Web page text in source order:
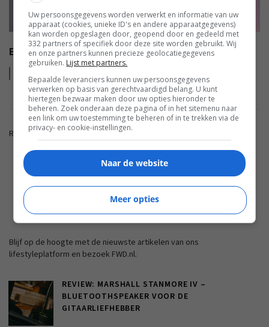
EISA MOBILE AWARDS 2022-2023
meer
Reacties zijn gesloten.
FWD.NL
Blijf op de hoogte met de nieuwste artikelen van ons
lifestyleplatform en bezoek FWD.nl.
REVIEW: MARSHALL STANMORE IV –
BLUETOOTHSPEAKER VOOR DE
GITAARLIEFHEBBER
Uw persoonsgegevens worden verwerkt en informatie van uw
apparaat (cookies, unieke ID's en andere apparaatgegevens)
kan worden opgeslagen door, geopend door en gedeeld met
332 partners of specifiek door deze site worden gebruikt. Wij
en onze partners kunnen precieze geolocatiegegevens
gebruiken. Lijst met partners.
Bepaalde leveranciers kunnen uw persoonsgegevens
verwerken op basis van gerechtvaardigd belang. U kunt
hiertegen bezwaar maken door uw opties hieronder te
beheren. Zoek onderaan deze pagina of in het sitemenu naar
een link om uw toestemming te beheren of in te trekken via de
privacy- en cookie-instellingen.
Naar de website
Meer opties